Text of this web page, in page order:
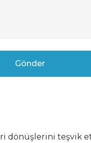
Gönder
dönüşlerini teşvik